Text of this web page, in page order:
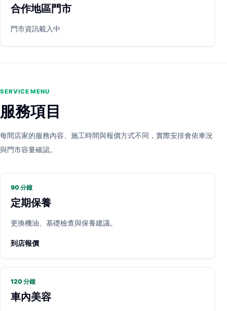
合作地區門市
門市資訊載入中
SERVICE MENU
服務項目
每間店家的服務內容、施工時間與報價方式不同，實際安排會依車況
與門市容量確認。
90 分鐘
定期保養
更換機油、基礎檢查與保養建議。
到店報價
120 分鐘
車內美容